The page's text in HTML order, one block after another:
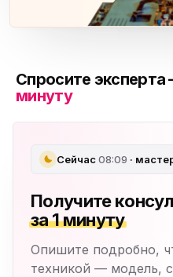
Спросите
минуту
Сейчас08:09 ·
Получите
за 1 минуту
Опишите подробно,
техникой — модель,